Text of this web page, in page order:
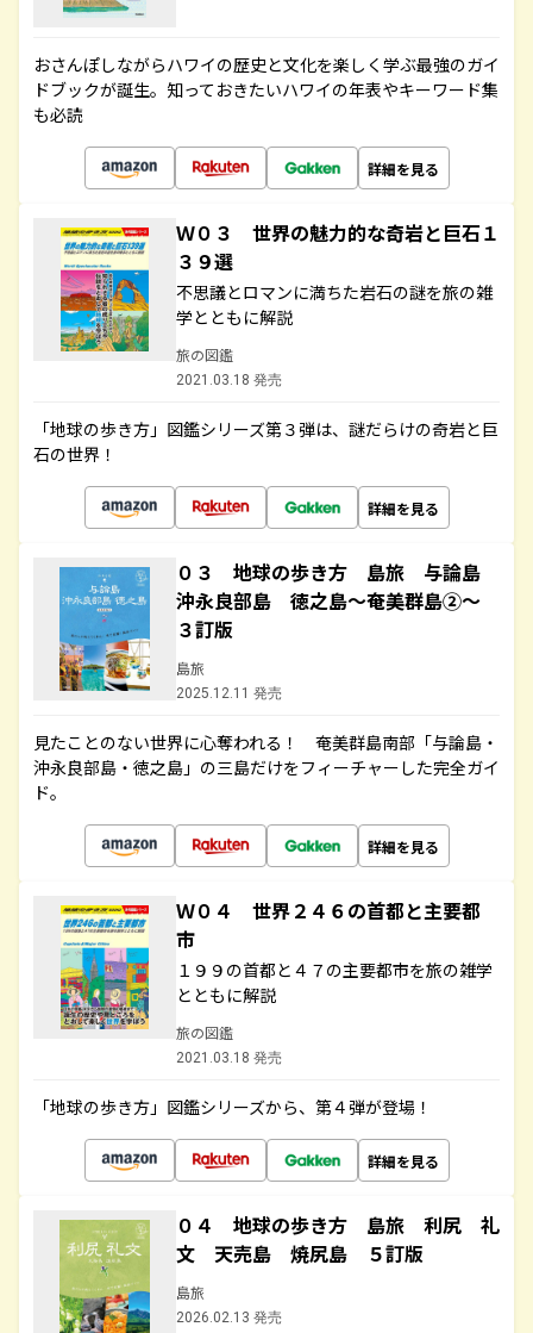
おさんぽしながらハワイの歴史と文化を楽しく学ぶ最強のガイ
ドブックが誕生。知っておきたいハワイの年表やキーワード集
も必読
詳細を見る
Ｗ０３ 世界の魅力的な奇岩と巨石１
３９選
不思議とロマンに満ちた岩石の謎を旅の雑
学とともに解説
旅の図鑑
2021.03.18 発売
「地球の歩き方」図鑑シリーズ第３弾は、謎だらけの奇岩と巨
石の世界！
詳細を見る
０３ 地球の歩き方 島旅 与論島
沖永良部島 徳之島～奄美群島②～
３訂版
島旅
2025.12.11 発売
見たことのない世界に心奪われる！ 奄美群島南部「与論島・
沖永良部島・徳之島」の三島だけをフィーチャーした完全ガイ
ド。
詳細を見る
Ｗ０４ 世界２４６の首都と主要都
市
１９９の首都と４７の主要都市を旅の雑学
とともに解説
旅の図鑑
2021.03.18 発売
「地球の歩き方」図鑑シリーズから、第４弾が登場！
詳細を見る
０４ 地球の歩き方 島旅 利尻 礼
文 天売島 焼尻島 ５訂版
島旅
2026.02.13 発売